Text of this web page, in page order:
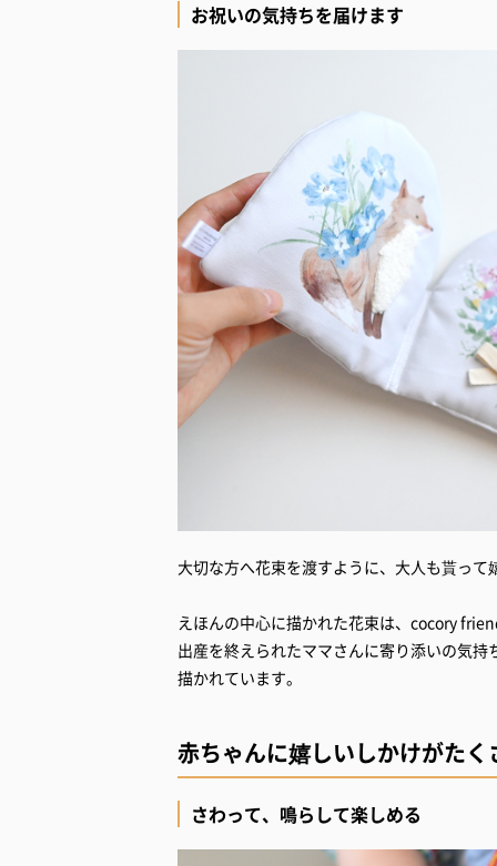
お祝いの気持ちを届けます
大切な方へ花束を渡すように、大人も貰っ
えほんの中心に描かれた花束は、cocory
出産を終えられたママさんに寄り添いの気
描かれています。
赤ちゃんに嬉しいしかけがたく
さわって、鳴らして楽しめる